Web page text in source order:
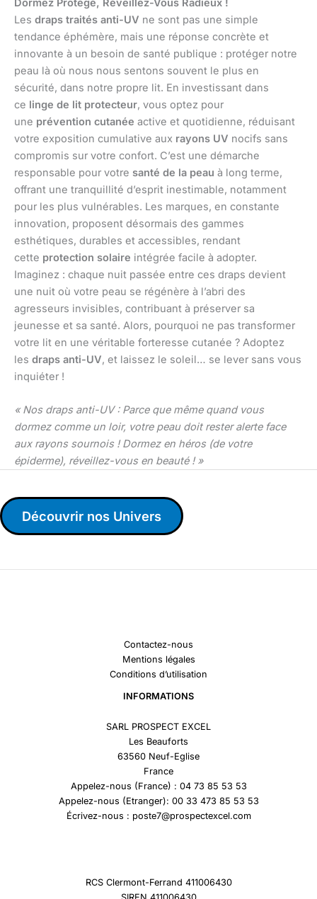
Dormez Protégé, Réveillez-Vous Radieux !
Les draps traités anti-UV ne sont pas une simple
tendance éphémère, mais une réponse concrète et
innovante à un besoin de santé publique : protéger notre
peau là où nous nous sentons souvent le plus en
sécurité, dans notre propre lit. En investissant dans
ce linge de lit protecteur, vous optez pour
une prévention cutanée active et quotidienne, réduisant
votre exposition cumulative aux rayons UV nocifs sans
compromis sur votre confort. C’est une démarche
responsable pour votre santé de la peau à long terme,
offrant une tranquillité d’esprit inestimable, notamment
pour les plus vulnérables. Les marques, en constante
innovation, proposent désormais des gammes
esthétiques, durables et accessibles, rendant
cette protection solaire intégrée facile à adopter.
Imaginez : chaque nuit passée entre ces draps devient
une nuit où votre peau se régénère à l’abri des
agresseurs invisibles, contribuant à préserver sa
jeunesse et sa santé. Alors, pourquoi ne pas transformer
votre lit en une véritable forteresse cutanée ? Adoptez
les draps anti-UV, et laissez le soleil… se lever sans vous
inquiéter !
« Nos draps anti-UV : Parce que même quand vous
dormez comme un loir, votre peau doit rester alerte face
aux rayons sournois ! Dormez en héros (de votre
épiderme), réveillez-vous en beauté ! »
Découvrir nos Univers
Contactez-nous
Mentions légales
Conditions d’utilisation
INFORMATIONS
SARL PROSPECT EXCEL
Les Beauforts
63560 Neuf-Eglise
France
Appelez-nous (France) : 04 73 85 53 53
Appelez-nous (Etranger): 00 33 473 85 53 53
Écrivez-nous : poste7@prospectexcel.com
RCS Clermont-Ferrand 411006430